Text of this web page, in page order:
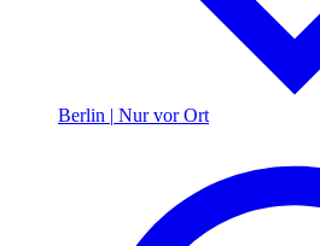
Berlin | Nur vor Ort